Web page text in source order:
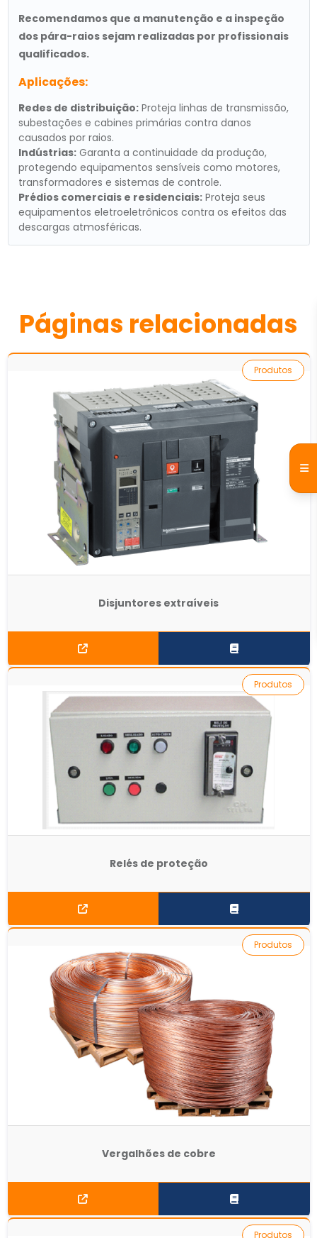
Recomendamos que a manutenção e a inspeção
dos pára-raios sejam realizadas por profissionais
qualificados.
Aplicações:
Redes de distribuição:Proteja linhas de transmissão,
subestações e cabines primárias contra danos
causados por raios.
Indústrias:Garanta a continuidade da produção,
protegendo equipamentos sensíveis como motores,
transformadores e sistemas de controle.
Prédios comerciais e residenciais:Proteja seus
equipamentos eletroeletrônicos contra os efeitos das
descargas atmosféricas.
Páginas relacionadas
Disjuntores extraíveis
Produtos
Relés de proteção
Produtos
Vergalhões de cobre
Produtos
Produtos